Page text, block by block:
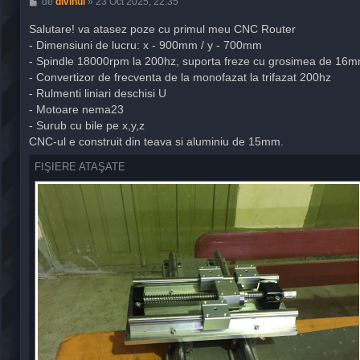
a
j
Salutare! va atasez poze cu primul meu CNC Router
- Dimensiuni de lucru: x - 900mm / y - 700mm
- Spindle 18000rpm la 200hz, suporta freze cu grosimea de
- Convertizor de frecventa de la monofazat la trifazat 200hz
- Rulmenti liniari deschisi U
- Motoare nema23
- Surub cu bile pe x,y,z
CNC-ul e construit din teava si aluminiu de 15mm.
FIŞIERE ATAŞATE